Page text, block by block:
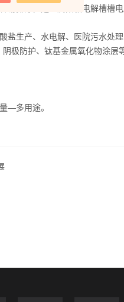
排除，是金属阳极电解槽槽
生产、水电解、医院污水处理
极防护、钛基金属氧化物涂层等
—多用途。